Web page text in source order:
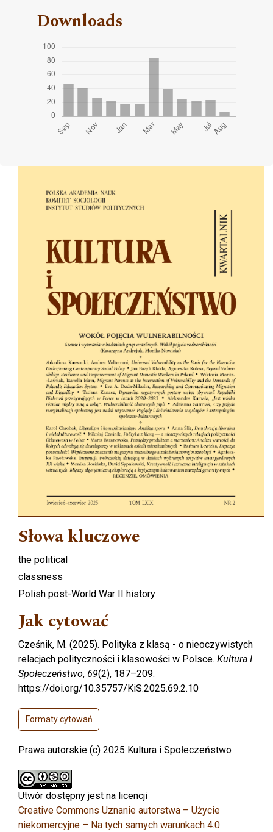
Downloads
Słowa kluczowe
the political
classness
Polish post-World War II history
Jak cytować
Cześnik, M. (2025). Polityka z klasą - o nieoczywistych
relacjach polityczności i klasowości w Polsce. Kultura I
Społeczeństwo, 69(2), 187–209.
https://doi.org/10.35757/KiS.2025.69.2.10
Formaty cytowań
Prawa autorskie (c) 2025 Kultura i Społeczeństwo
Utwór dostępny jest na licencji
Creative Commons Uznanie autorstwa – Użycie
niekomercyjne – Na tych samych warunkach 4.0